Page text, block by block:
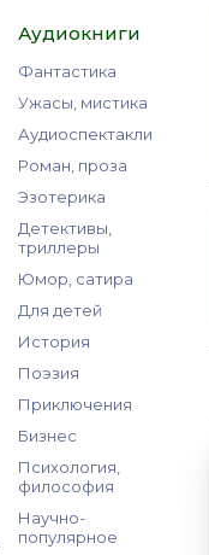
Аудиокниги
Фантастика
Ужасы, мистика
Аудиоспектакли
Роман, проза
Эзотерика
Детективы,
триллеры
Юмор, сатира
Для детей
История
Поэзия
Приключения
Бизнес
Психология,
философия
Научно-
популярное